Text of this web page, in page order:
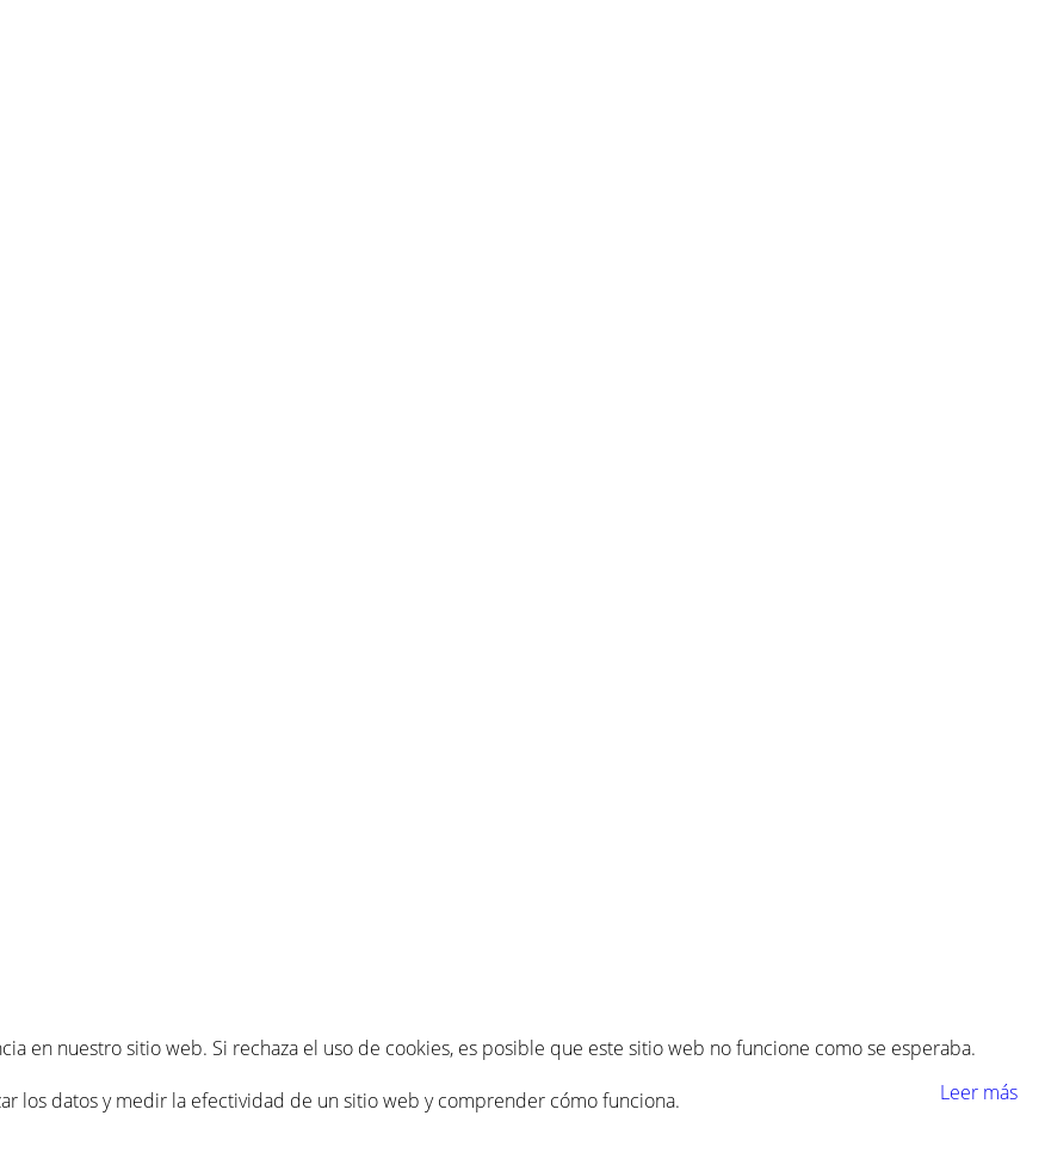
en nuestro sitio web. Si rechaza el uso de cookies, es posible que este sitio web no funcione como se esperaba.
Leer más
los datos y medir la efectividad de un sitio web y comprender cómo funciona.